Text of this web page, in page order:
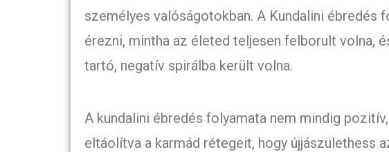
személyes valóságotokban. A Kundalini ébredés
érezni, mintha az életed teljesen felborult volna,
tartó, negatív spirálba került volna.
A kundalini ébredés folyamata nem mindig
eltáolítva a karmád rétegeit, hogy újjászülethess